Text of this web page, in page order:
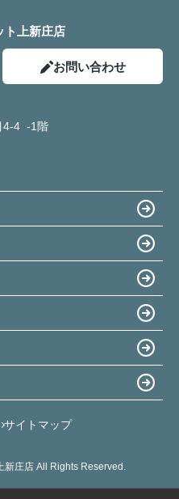
ト上新庄店
お問い合わせ
4-4 -1階
サイトマップ
新庄店 All Rights Reserved.